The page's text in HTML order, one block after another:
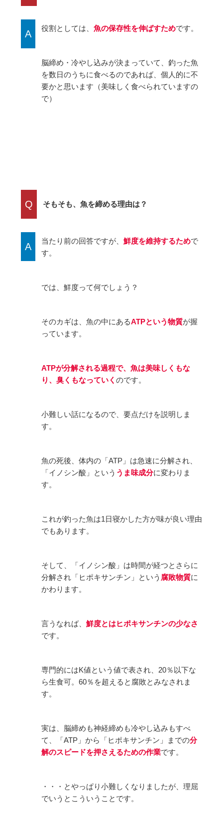
A
役割としては、 魚の保存性を伸ばすためです。
脳締め・冷やし込みが決まっていて、釣った魚
を数日のうちに食べるのであれば、個人的に不
要かと思います（美味しく食べられていますの
で）
Q そもそも、魚を締める理由は？
A
当たり前の回答ですが、 鮮度を維持するためで
す。
では、鮮度って何でしょう？
そのカギは、魚の中にあるATPという物質が握
っています。
ATPが分解される過程で、魚は美味しくもな
り、臭くもなっていく のです。
小難しい話になるので、要点だけを説明しま
す。
魚の死後、体内の「ATP」は急速に分解され、
「イノシン酸」という うま味成分に変わりま
す。
これが釣った魚は1日寝かした方が味が良い理由
でもあります。
そして、「イノシン酸」は時間が経つとさらに
分解され「ヒポキサンチン」という 腐敗物質に
かわります。
言うなれば、 鮮度とはヒポキサンチンの少なさ
です。
専門的にはK値という値で表され、20％以下な
ら生食可。60％を超えると腐敗とみなされま
す。
実は、脳締めも神経締めも冷やし込みもすべ
て、「ATP」から「ヒポキサンチン」までの分
解のスピードを押さえるための作業です。
・・・とやっぱり小難しくなりましたが、理屈
でいうとこういうことです。